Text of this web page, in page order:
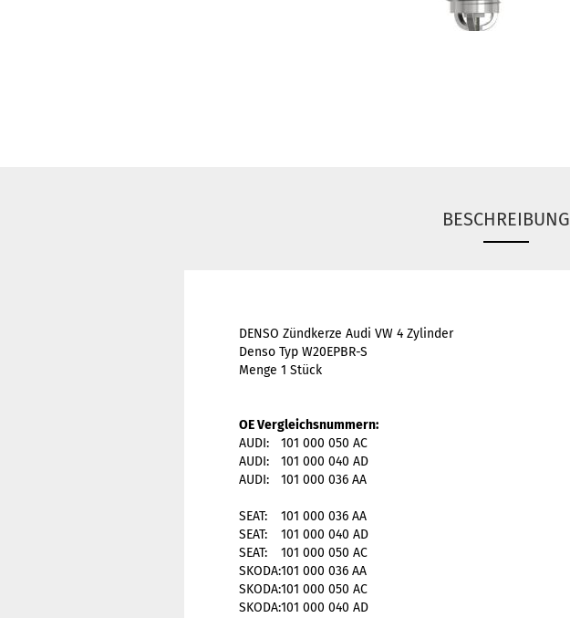
BESCHREIBUNG
DENSO Zündkerze Audi VW 4 Zylinder
Denso Typ W20EPBR-S
Menge 1 Stück
OE Vergleichsnummern:
AUDI:
101 000 050 AC
AUDI:
101 000 040 AD
AUDI:
101 000 036 AA
SEAT: 101 000 036 AA
SEAT:
101 000 040 AD
SEAT:
101 000 050 AC
SKODA:101 000 036 AA
SKODA:101 000 050 AC
SKODA:101 000 040 AD